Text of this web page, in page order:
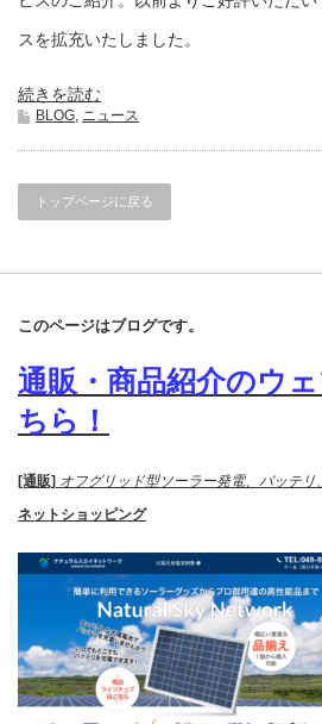
スを拡充いたしました。
続きを読む
BLOG, ニュース
トップページに戻る
このページはブログです。
通販・商品紹介のウ
ちら！
[通販] オフグリッド型ソーラー発電、バッテリ
ネットショッピング